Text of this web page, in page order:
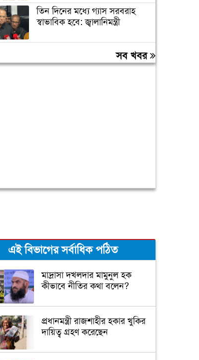
তিন দিনের মধ্যে গ্যাস সরবরাহ
স্বাভাবিক হবে: জ্বালানিমন্ত্রী
ঢাকা ব্যাংকের সাবেক ৪ কর্মকর্তার
২০ বছরের কারাদণ্ড
সব খবর
এই বিভাগের সর্বাধিক পঠিত
মাদ্রাসা দখলদার মামুনুল হক
কীভাবে নীতির কথা বলেন?
প্রধানমন্ত্রী রাজশাহীর হকার খুকির
দায়িত্ব গ্রহণ করেছেন